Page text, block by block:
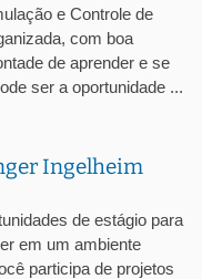
e Controle de
com boa
de aprender e se
ser a oportunidade ...
Ingelheim
de estágio para
em um ambiente
participa de projetos